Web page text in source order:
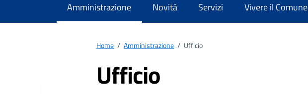
Amministrazione Novità Servizi Vivere il Comune
Home / Amministrazione / Ufficio
Ufficio